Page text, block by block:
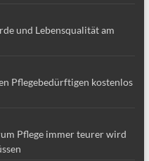
und Lebensqualität am
Pflegebedürftigen kostenlos
Pflege immer teurer wird